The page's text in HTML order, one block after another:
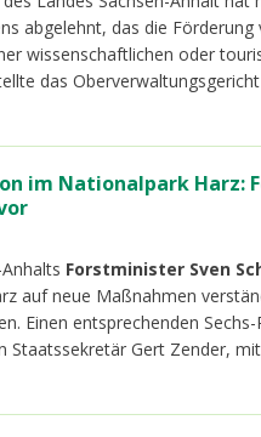
abgelehnt, das die
wissenschaftlichen oder
das
im Nationalpark Harz:
Forstminister Sven
auf neue Maßnahmen
Einen entsprechenden
Gert Zender,